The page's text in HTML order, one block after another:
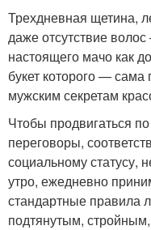
Трехдневная щетина,
даже отсутствие
настоящего мачо как
букет которого — сама
мужским секретам
Чтобы продвигаться
переговоры,
социальному статусу,
утро, ежедневно
стандартные правила
подтянутым,